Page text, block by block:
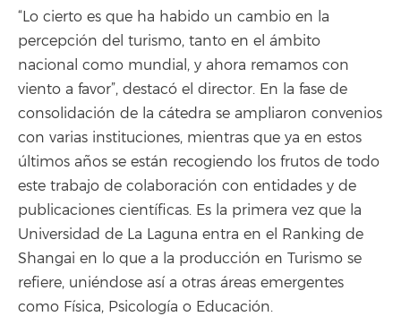
“Lo cierto es que ha habido un cambio en la
percepción del turismo, tanto en el ámbito
nacional como mundial, y ahora remamos con
viento a favor”, destacó el director. En la fase de
consolidación de la cátedra se ampliaron convenios
con varias instituciones, mientras que ya en estos
últimos años se están recogiendo los frutos de todo
este trabajo de colaboración con entidades y de
publicaciones científicas. Es la primera vez que la
Universidad de La Laguna entra en el Ranking de
Shangai en lo que a la producción en Turismo se
refiere, uniéndose así a otras áreas emergentes
como Física, Psicología o Educación.